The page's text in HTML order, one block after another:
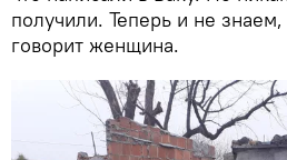
получили. Теперь и не
говорит женщина.